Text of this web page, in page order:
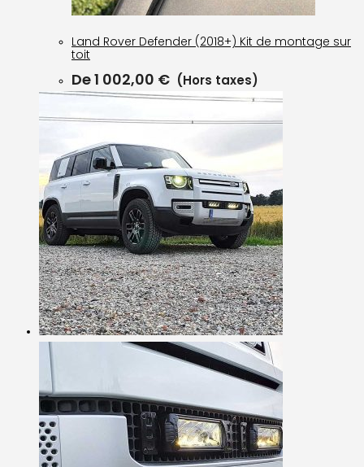
Land Rover Defender (2018+) Kit de montage sur
toit
De1 002,00 € (Hors taxes)